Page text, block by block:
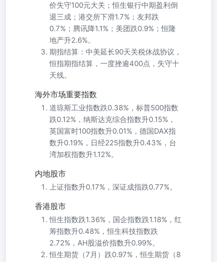
价失守100元大关；恒生银行中期盈利倒
退三成；港交所下滑1.7%；友邦跌
0.7%；腾讯降1.1%；美团跌0.9%；恒隆
地产升2.6%。
期指结算：中美延长90天关税休战协议，
恒指期指结算，一度挫逾400点，失守十
天线。
海外市场重要指数
道琼斯工业指数跌0.38%，标普500指数
跌0.12%，纳斯达克综合指数升0.15%，
英国富时100指数升0.01%，德国DAX指
数升0.19%，日经225指数升0.43%，台
湾加权指数升1.12%。
内地股市
上证指数升0.17%，深证成指跌0.77%。
香港股市
恒生指数跌1.36%，国企指数跌1.18%，红
筹指数升0.48%，恒生科技指数跌
2.72%，AH股溢价指数升0.99%。
恒生期货（7月）跌0.97%，恒生期货（8